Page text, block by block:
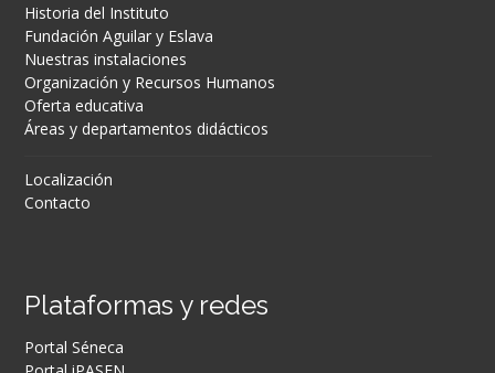
Historia del Instituto
Fundación Aguilar y Eslava
Nuestras instalaciones
Organización y Recursos Humanos
Oferta educativa
Áreas y departamentos didácticos
Localización
Contacto
Plataformas y redes
Portal Séneca